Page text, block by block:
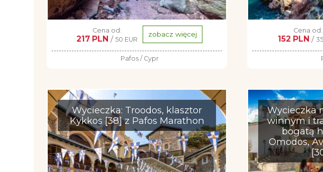
Cena od:
217 PLN /50 EUR
zobacz więcej
Pafos / Cypr
Cena od:
152 PLN /
Wycieczka: Troodos, klasztor
Kykkos [38] z Pafos Marathon
Wycieczka
winnym i
bogatą
Omodos,